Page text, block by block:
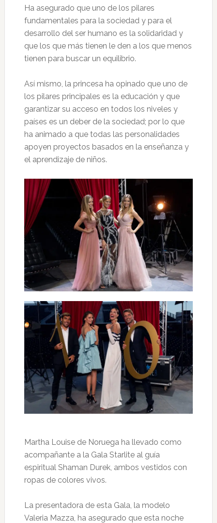
Ha asegurado que uno de los pilares
fundamentales para la sociedad y para el
desarrollo del ser humano es la solidaridad y
que los que más tienen le den a los que menos
tienen para buscar un equilibrio.
Así mismo, la princesa ha opinado que uno de
los pilares principales es la educación y que
garantizar su acceso en todos los niveles y
países es un deber de la sociedad; por lo que
ha animado a que todas las personalidades
apoyen proyectos basados en la enseñanza y
el aprendizaje de niños.
Martha Louise de Noruega ha llevado como
acompañante a la Gala Starlite al guía
espiritual Shaman Durek, ambos vestidos con
ropas de colores vivos.
La presentadora de esta Gala, la modelo
Valeria Mazza, ha asegurado que esta noche